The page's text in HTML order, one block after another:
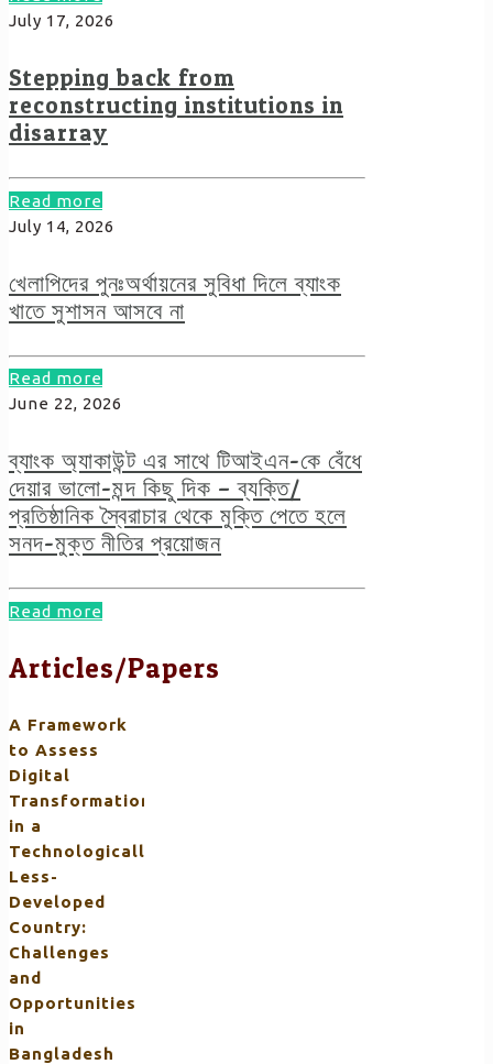
July 17, 2026
Stepping back from
reconstructing institutions in
disarray
Read more
July 14, 2026
খেলাপিদের পুনঃঅর্থায়নের সুবিধা দিলে ব্যাংক
খাতে সুশাসন আসবে না
Read more
June 22, 2026
ব্যাংক অ্যাকাউন্ট এর সাথে টিআইএন-কে বেঁধে
দেয়ার ভালো-মন্দ কিছু দিক – ব্যক্তি/
প্রতিষ্ঠানিক স্বৈরাচার থেকে মুক্তি পেতে হলে
সনদ-মুক্ত নীতির প্রয়োজন
Read more
Articles/Papers
A Framework
to Assess
Digital
Transformation
in a
Technologically
Less-
Developed
Country:
Challenges
and
Opportunities
in
Bangladesh